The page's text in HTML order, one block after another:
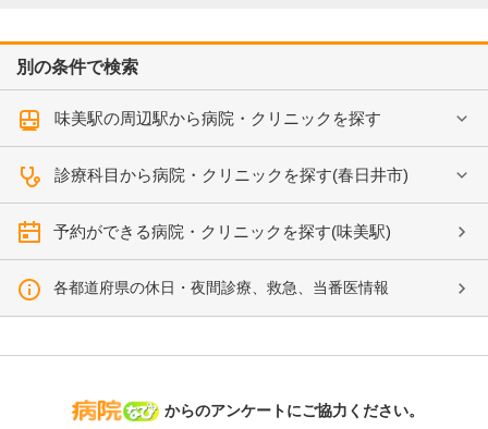
別の条件で検索
味美駅の周辺駅から病院・クリニックを探す
診療科目から病院・クリニックを探す(春日井市)
予約ができる病院・クリニックを探す(味美駅)
各都道府県の休日・夜間診療、救急、当番医情報
病院なび
からのアンケートにご協力ください。